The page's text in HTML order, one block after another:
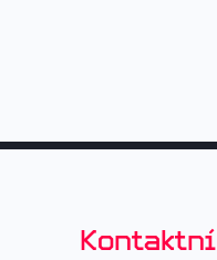
Kontaktní